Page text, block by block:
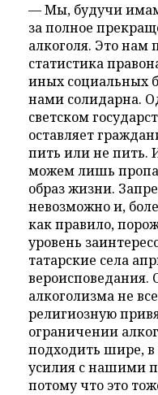
— Мы, будучи
за полное
алкоголя. Это нам
статистика
иных социальных
нами солидарна.
светском
оставляет
пить или не пить.
можем лишь
образ жизни.
невозможно и,
как правило,
уровень
татарские села
вероисповедания.
алкоголизма не
религиозную
ограничении
подходить шире,
усилия с нашими
потому что это